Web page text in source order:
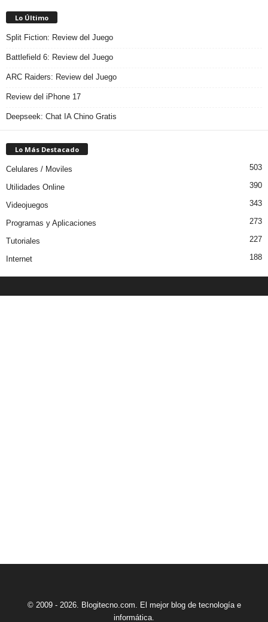
Lo Último
Split Fiction: Review del Juego
Battlefield 6: Review del Juego
ARC Raiders: Review del Juego
Review del iPhone 17
Deepseek: Chat IA Chino Gratis
Lo Más Destacado
Celulares / Moviles 503
Utilidades Online 390
Videojuegos 343
Programas y Aplicaciones 273
Tutoriales 227
Internet 188
© 2009 - 2026. Blogitecno.com. El mejor blog de tecnología e
informática.